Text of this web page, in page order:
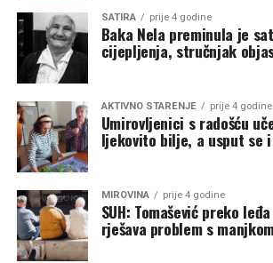
SATIRA prije 4 godine
Baka Nela preminula je
cijepljenja, stručnjak
AKTIVNO STARENJE prije 4 godine
Umirovljenici s radošću
ljekovito bilje, a usput se
MIROVINA prije 4 godine
SUH: Tomašević preko
rješava problem s